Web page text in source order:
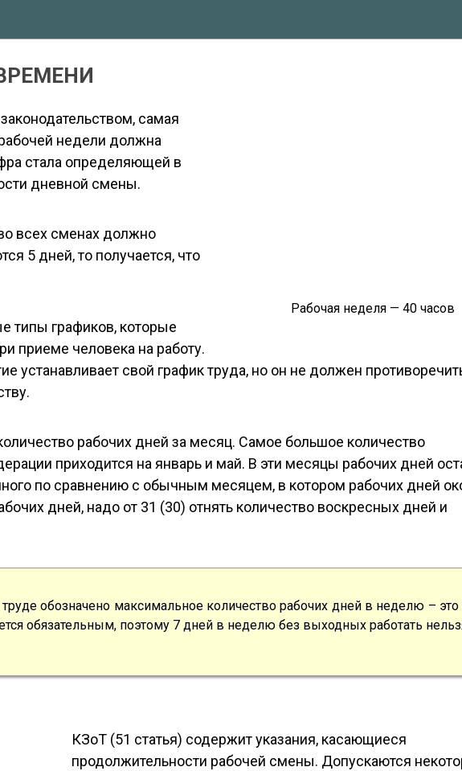
Рабочая неделя — 40 часов
самая
недели должна
стала определяющей в
дневной смены.
всех сменах должно
5 дней, то получается, что
типы графиков, которые
приеме человека на работу.
устанавливает свой график труда, но он не должен
рабочих дней за месяц. Самое большое количество
приходится на январь и май. В эти месяцы рабочих дней
по сравнению с обычным месяцем, в котором рабочих дней
дней, надо от 31 (30) отнять количество воскресных дней и
обозначено максимальное количество рабочих дней в неделю – это
обязательным, поэтому 7 дней в неделю без выходных работать
КЗоТ (51 статья) содержит указания, касающиеся
продолжительности рабочей смены. Допускаются